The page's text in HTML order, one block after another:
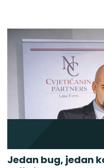
Jedan bug, jedan